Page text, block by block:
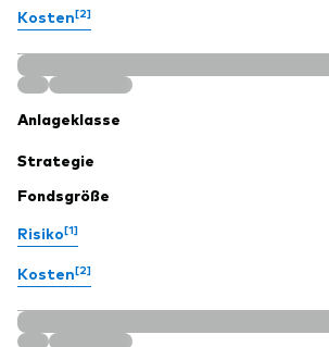
Kosten[2]
Anlageklasse
Strategie
Fondsgröße
Risiko[1]
Kosten[2]